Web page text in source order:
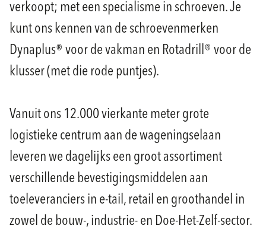
verkoopt; met een specialisme in schroeven. Je
kunt ons kennen van de schroevenmerken
Dynaplus® voor de vakman en Rotadrill® voor de
klusser (met die rode puntjes).
Vanuit ons 12.000 vierkante meter grote
logistieke centrum aan de wageningselaan
leveren we dagelijks een groot assortiment
verschillende bevestigingsmiddelen aan
toeleveranciers in e-tail, retail en groothandel in
zowel de bouw-, industrie- en Doe-Het-Zelf-sector.